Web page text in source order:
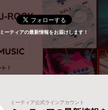
ミーティアの最新情報をお届けします！
ミーティア公式ラインアカウント